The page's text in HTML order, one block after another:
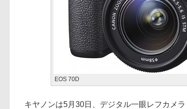
EOS 70D
キヤノンは5月30日、デジタル一眼レフカメ